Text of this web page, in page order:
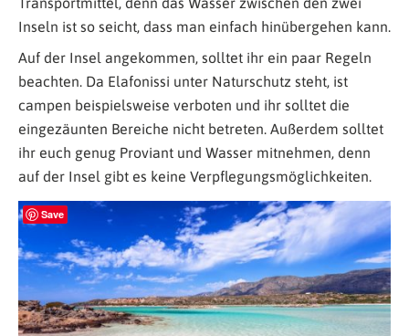
Inseln ist so seicht, dass man einfach hinübergehen kann.
Auf der Insel angekommen, solltet ihr ein paar Regeln
beachten. Da Elafonissi unter Naturschutz steht, ist
campen beispielsweise verboten und ihr solltet die
eingezäunten Bereiche nicht betreten. Außerdem solltet
ihr euch genug Proviant und Wasser mitnehmen, denn
auf der Insel gibt es keine Verpflegungsmöglichkeiten.
Save